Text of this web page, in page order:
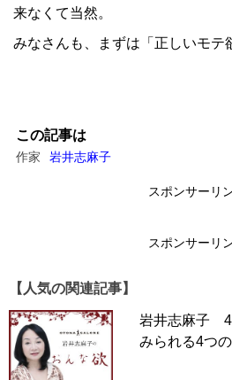
来なくて当然。
みなさんも、まずは「正しいモテ
この記事は
作家 岩井志麻子
スポンサーリ
スポンサーリ
【人気の関連記事】
岩井志麻子
みられる4つ